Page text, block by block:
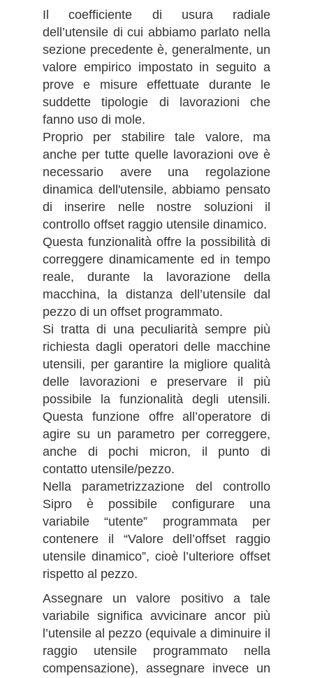
Il coefficiente di usura radiale
dell’utensile di cui abbiamo parlato nella
sezione precedente è, generalmente, un
valore empirico impostato in seguito a
prove e misure effettuate durante le
suddette tipologie di lavorazioni che
fanno uso di mole.
Proprio per stabilire tale valore, ma
anche per tutte quelle lavorazioni ove è
necessario avere una regolazione
dinamica dell'utensile, abbiamo pensato
di inserire nelle nostre soluzioni il
controllo offset raggio utensile dinamico.
Questa funzionalità offre la possibilità di
correggere dinamicamente ed in tempo
reale, durante la lavorazione della
macchina, la distanza dell’utensile dal
pezzo di un offset programmato.
Si tratta di una peculiarità sempre più
richiesta dagli operatori delle macchine
utensili, per garantire la migliore qualità
delle lavorazioni e preservare il più
possibile la funzionalità degli utensili.
Questa funzione offre all’operatore di
agire su un parametro per correggere,
anche di pochi micron, il punto di
contatto utensile/pezzo.
Nella parametrizzazione del controllo
Sipro è possibile configurare una
variabile “utente” programmata per
contenere il “Valore dell’offset raggio
utensile dinamico”, cioè l’ulteriore offset
rispetto al pezzo.
Assegnare un valore positivo a tale
variabile significa avvicinare ancor più
l’utensile al pezzo (equivale a diminuire il
raggio utensile programmato nella
compensazione), assegnare invece un